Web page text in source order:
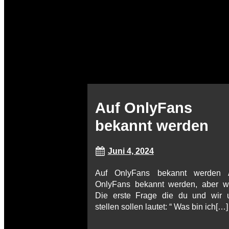
Auf OnlyFans
bekannt werden
Juni 4, 2024
Auf OnlyFans bekannt werden
OnlyFans bekannt werden, aber
Die erste Frage die du und wir
stellen sollen lautet: “ Was bin ich[…]